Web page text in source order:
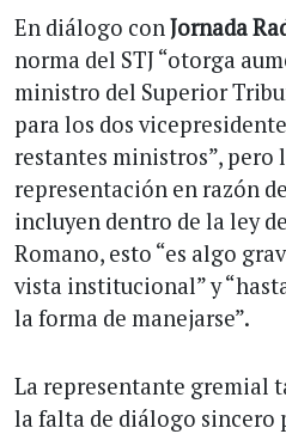
En diálogo con Jornada
norma del STJ “otorga
ministro del Superior
para los dos
restantes ministros”, pero
representación en razón
incluyen dentro de la ley
Romano, esto “es algo
vista institucional” y
la forma de manejarse”.
La representante gremial
la falta de diálogo sincero